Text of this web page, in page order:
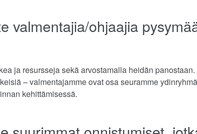
valmentajia/ohjaajia
ja resursseja sekä arvostamalla heidän
– valmentajamme ovat osa seuramme
kehittämisessä.